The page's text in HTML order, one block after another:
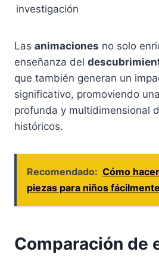
investigación
Las animaciones no solo
enseñanza del
que también generan un
significativo, promoviendo
profunda y multidimensional
históricos.
Recomendado: Cómo
piezas para niños fácilmente
Comparación de